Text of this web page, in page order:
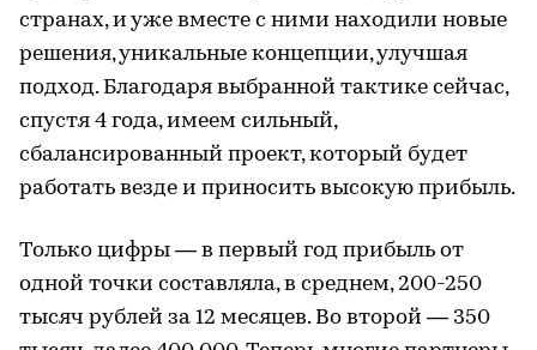
странах, и уже вместе с ними находили новые
решения, уникальные концепции, улучшая
подход. Благодаря выбранной тактике сейчас,
спустя 4 года, имеем сильный,
сбалансированный проект, который будет
работать везде и приносить высокую прибыль.
Только цифры — в первый год прибыль от
одной точки составляла, в среднем, 200-250
тысяч рублей за 12 месяцев. Во второй — 350